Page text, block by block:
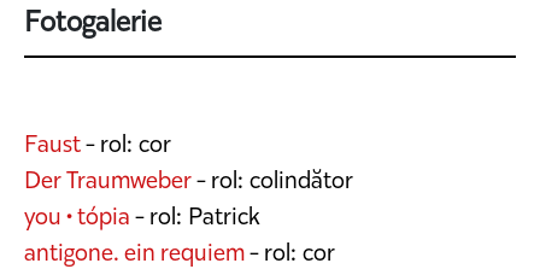
Fotogalerie
Faust- rol: cor
Der Traumweber- rol: colindător
you • tópia- rol: Patrick
antigone. ein requiem- rol: cor